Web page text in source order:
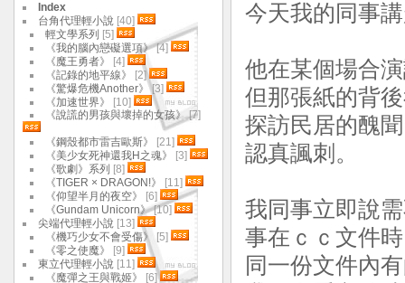
今天我的同事
他在某個場合
但那張紙的背
探訪民居的醜
認真諷刺。
我同事立即說
事在ｃｃ文件
同一份文件內
Index
台角代理輕小說 [40]
輕文學系列 [5]
《我的腦內戀礙選項》[4]
《魔王勇者》
[4]
《記錄的地平線》
[2]
《驚爆危機Another》[3]
《加速世界》
[10]
《說謊的男孩與壞掉的女孩》[7]
《鋼殼都市雷吉歐斯》
[21]
《美少女死神還我H之魂》
[3]
《歌劇》系列 [8]
《TIGER × DRAGON!》
[11]
《仰望半月的夜空》
[6]
《Gundam Unicorn》[10]
尖端代理輕小說 [13]
《機巧少女不會受傷》
[5]
《零之使魔》
[9]
東立代理輕小說 [11]
《魔彈之王與戰姬》
[6]